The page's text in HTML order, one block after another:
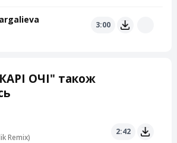
3:00
ОЧІ" також
Remix)
2:42